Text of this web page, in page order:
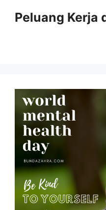
Peluang Kerja